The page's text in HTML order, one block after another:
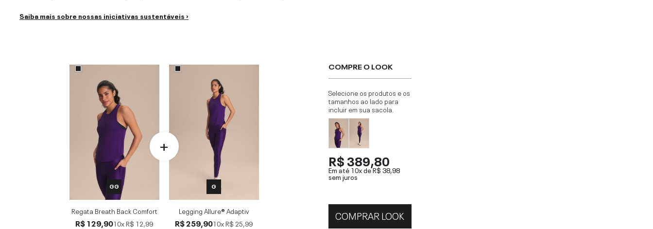
Saiba mais sobre nossas iniciativas sustentáveis ›
GG
Regata Breath Back Comfort
R$ 129,9010xR$ 12,99
G
Legging Allure® Adaptiv
R$ 259,9010xR$ 25,99
COMPRE O LOOK
Selecione os produtos e os
tamanhos ao lado para
incluir em sua sacola.
R$ 389,80
Em até 10x deR$ 38,98
sem juros
COMPRAR LOOK